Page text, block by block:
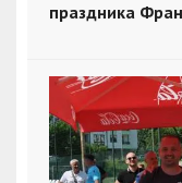
праздника